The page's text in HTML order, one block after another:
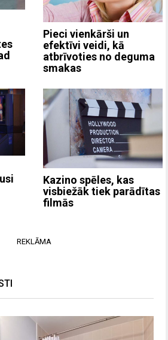
Pieci vienkārši un
efektīvi veidi, kā
atbrīvoties no deguma
smakas
Kazino spēles, kas
visbiežāk tiek parādītas
filmās
REKLĀMA